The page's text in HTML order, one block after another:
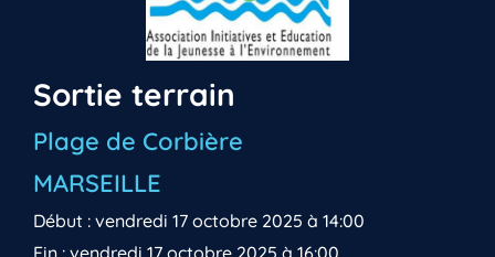
Sortie terrain
Plage de Corbière
MARSEILLE
Début : vendredi 17 octobre 2025 à 14:00